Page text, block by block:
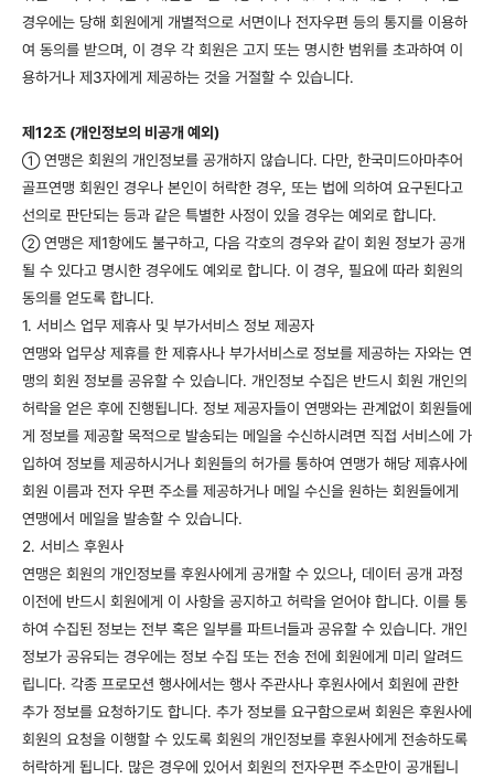
경우에는 당해 회원에게 개별적으로 서면이나 전자우편 등의 통지를 이용하
여 동의를 받으며, 이 경우 각 회원은 고지 또는 명시한 범위를 초과하여 이
용하거나 제3자에게 제공하는 것을 거절할 수 있습니다.
제12조 (개인정보의 비공개 예외)
①연맹은 회원의 개인정보를 공개하지 않습니다. 다만, 한국미드아마추어
골프연맹 회원인 경우나 본인이 허락한 경우, 또는 법에 의하여 요구된다고
선의로 판단되는 등과 같은 특별한 사정이 있을 경우는 예외로 합니다.
②연맹은 제1항에도 불구하고, 다음 각호의 경우와 같이 회원 정보가 공개
될 수 있다고 명시한 경우에도 예외로 합니다. 이 경우, 필요에 따라 회원의
동의를 얻도록 합니다.
1. 서비스 업무 제휴사 및 부가서비스 정보 제공자
연맹와 업무상 제휴를 한 제휴사나 부가서비스로 정보를 제공하는 자와는 연
맹의 회원 정보를 공유할 수 있습니다. 개인정보 수집은 반드시 회원 개인의
허락을 얻은 후에 진행됩니다. 정보 제공자들이 연맹와는 관계없이 회원들에
게 정보를 제공할 목적으로 발송되는 메일을 수신하시려면 직접 서비스에 가
입하여 정보를 제공하시거나 회원들의 허가를 통하여 연맹가 해당 제휴사에
회원 이름과 전자 우편 주소를 제공하거나 메일 수신을 원하는 회원들에게
연맹에서 메일을 발송할 수 있습니다.
2. 서비스 후원사
연맹은 회원의 개인정보를 후원사에게 공개할 수 있으나, 데이터 공개 과정
이전에 반드시 회원에게 이 사항을 공지하고 허락을 얻어야 합니다. 이를 통
하여 수집된 정보는 전부 혹은 일부를 파트너들과 공유할 수 있습니다. 개인
정보가 공유되는 경우에는 정보 수집 또는 전송 전에 회원에게 미리 알려드
립니다. 각종 프로모션 행사에서는 행사 주관사나 후원사에서 회원에 관한
추가 정보를 요청하기도 합니다. 추가 정보를 요구함으로써 회원은 후원사에
회원의 요청을 이행할 수 있도록 회원의 개인정보를 후원사에게 전송하도록
허락하게 됩니다. 많은 경우에 있어서 회원의 전자우편 주소만이 공개됩니